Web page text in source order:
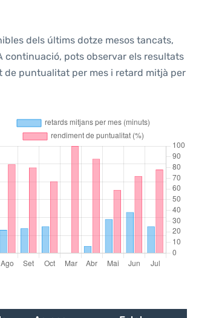
dels últims dotze mesos tancats,
continuació, pots observar els resultats
de puntualitat per mes i retard mitjà per